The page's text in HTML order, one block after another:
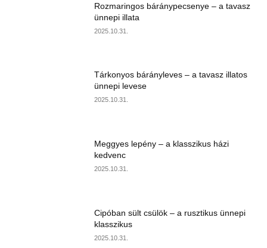
Rozmaringos báránypecsenye – a tavasz
ünnepi illata
2025.10.31.
Tárkonyos bárányleves – a tavasz illatos
ünnepi levese
2025.10.31.
Meggyes lepény – a klasszikus házi
kedvenc
2025.10.31.
Cipóban sült csülök – a rusztikus ünnepi
klasszikus
2025.10.31.